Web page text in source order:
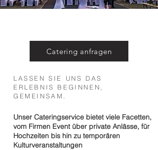
Catering anfragen
LASSEN SIE UNS DAS
ERLEBNIS BEGINNEN,
GEMEINSAM.
Unser Cateringservice bietet viele Facetten,
vom Firmen Event über private Anlässe, für
Hochzeiten bis hin zu temporären
Kulturveranstaltungen